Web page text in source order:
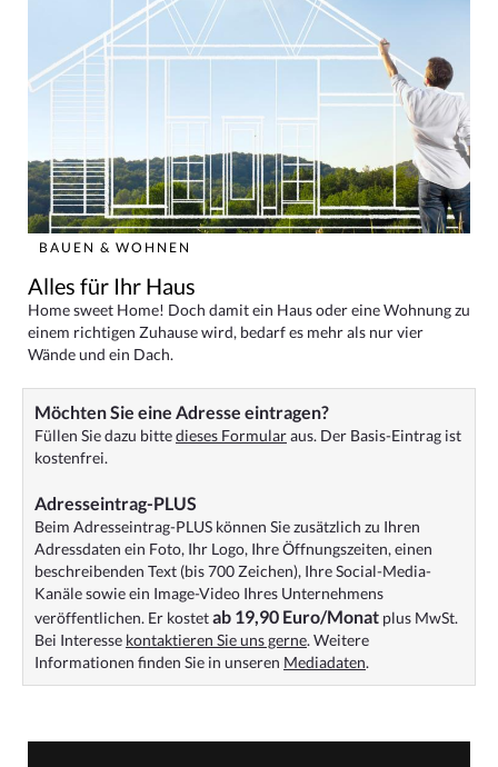
BAUEN & WOHNEN
Alles für Ihr Haus
Home sweet Home! Doch damit ein Haus oder eine Wohnung zu
einem richtigen Zuhause wird, bedarf es mehr als nur vier
Wände und ein Dach.
Möchten Sie eine Adresse eintragen?
Füllen Sie dazu bittedieses Formularaus. Der Basis-Eintrag ist
kostenfrei.
Adresseintrag-PLUS
Beim Adresseintrag-PLUS können Sie zusätzlich zu Ihren
Adressdaten ein Foto, Ihr Logo, Ihre Öffnungszeiten, einen
beschreibenden Text (bis 700 Zeichen), Ihre Social-Media-
Kanäle sowie ein Image-Video Ihres Unternehmens
veröffentlichen. Er kostetab 19,90 Euro/Monat plus MwSt.
Bei Interesse kontaktieren Sie uns gerne. Weitere
Informationen finden Sie in unseren Mediadaten.